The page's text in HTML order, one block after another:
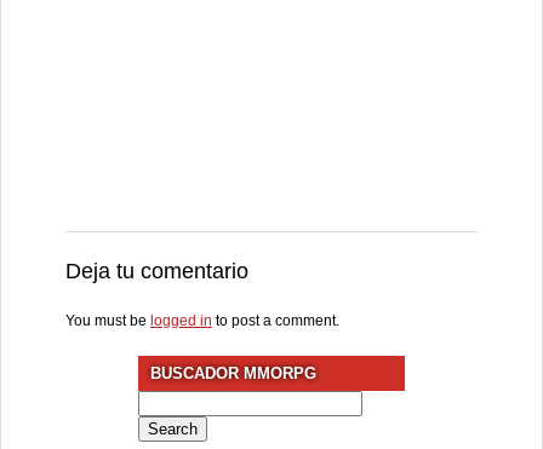
Deja tu comentario
You must be logged in to post a comment.
BUSCADOR MMORPG
for: